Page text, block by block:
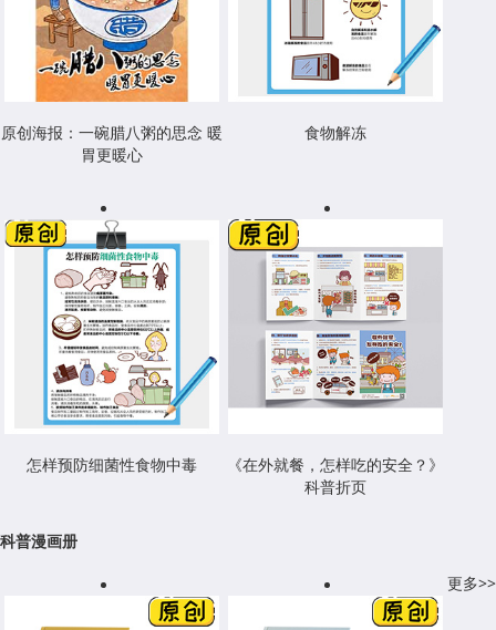
原创海报：一碗腊八粥的思念 暖
胃更暖心
食物解冻
怎样预防细菌性食物中毒
《在外就餐，怎样吃的安全？》
科普折页
科普漫画册
更多>>